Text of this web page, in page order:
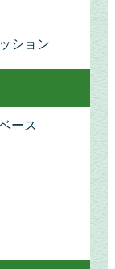
ション
ース